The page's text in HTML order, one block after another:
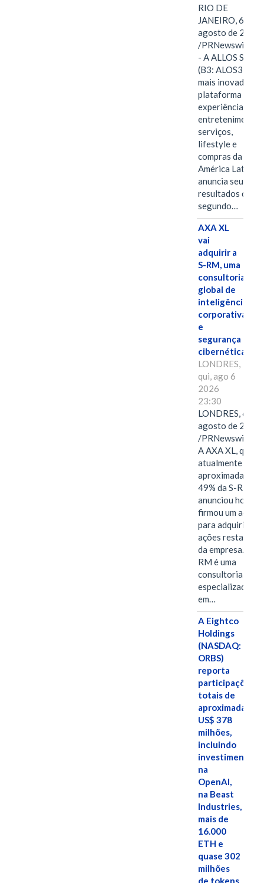
RIO DE
JANEIRO, 6 de
agosto de 2026
/PRNewswire/ -
- A ALLOS S.A.
(B3: ALOS3), a
mais inovadora
plataforma de
experiências,
entretenimento,
serviços,
lifestyle e
compras da
América Latina
anuncia seus
resultados do
segundo…
AXA XL
vai
adquirir a
S-RM, uma
consultoria
global de
inteligência
corporativa
e
segurança
cibernética
LONDRES,
qui, ago 6
2026
23:30
LONDRES, 6 de
agosto de 2026
/PRNewswire/ --
A AXA XL, que
atualmente
49% da S-RM,
anunciou hoje
firmou um
para adquirir as
ações restantes
da empresa. A S-
RM é uma
consultoria
especializada
em…
A Eightco
Holdings
(NASDAQ:
ORBS)
reporta
participações
totais de
US$ 378
milhões,
incluindo
investimentos
na
OpenAI,
na Beast
Industries,
mais de
16.000
ETH e
quase 302
milhões
de tokens